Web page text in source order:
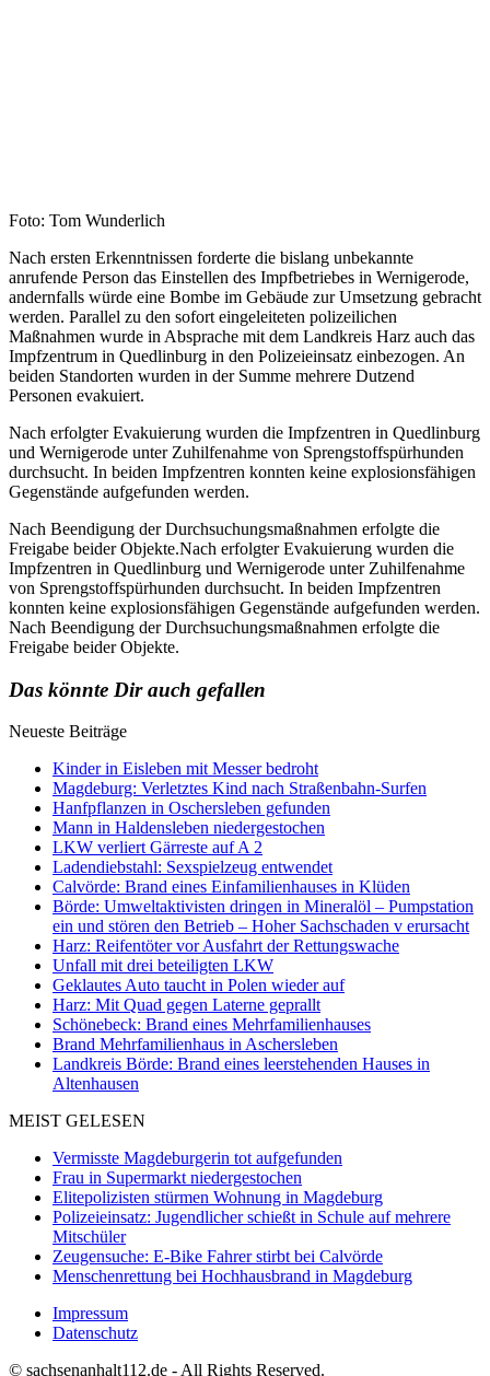
Foto: Tom Wunderlich
Nach ersten Erkenntnissen forderte die bislang unbekannte
anrufende Person das Einstellen des Impfbetriebes in Wernigerode,
andernfalls würde eine Bombe im Gebäude zur Umsetzung gebracht
werden. Parallel zu den sofort eingeleiteten polizeilichen
Maßnahmen wurde in Absprache mit dem Landkreis Harz auch das
Impfzentrum in Quedlinburg in den Polizeieinsatz einbezogen. An
beiden Standorten wurden in der Summe mehrere Dutzend
Personen evakuiert.
Nach erfolgter Evakuierung wurden die Impfzentren in Quedlinburg
und Wernigerode unter Zuhilfenahme von Sprengstoffspürhunden
durchsucht. In beiden Impfzentren konnten keine explosionsfähigen
Gegenstände aufgefunden werden.
Nach Beendigung der Durchsuchungsmaßnahmen erfolgte die
Freigabe beider Objekte.Nach erfolgter Evakuierung wurden die
Impfzentren in Quedlinburg und Wernigerode unter Zuhilfenahme
von Sprengstoffspürhunden durchsucht. In beiden Impfzentren
konnten keine explosionsfähigen Gegenstände aufgefunden werden.
Nach Beendigung der Durchsuchungsmaßnahmen erfolgte die
Freigabe beider Objekte.
Das könnte Dir auch gefallen
Neueste Beiträge
Kinder in Eisleben mit Messer bedroht
Magdeburg: Verletztes Kind nach Straßenbahn-Surfen
Hanfpflanzen in Oschersleben gefunden
Mann in Haldensleben niedergestochen
LKW verliert Gärreste auf A 2
Ladendiebstahl: Sexspielzeug entwendet
Calvörde: Brand eines Einfamilienhauses in Klüden
Börde: Umweltaktivisten dringen in Mineralöl – Pumpstation
ein und stören den Betrieb – Hoher Sachschaden v erursacht
Harz: Reifentöter vor Ausfahrt der Rettungswache
Unfall mit drei beteiligten LKW
Geklautes Auto taucht in Polen wieder auf
Harz: Mit Quad gegen Laterne geprallt
Schönebeck: Brand eines Mehrfamilienhauses
Brand Mehrfamilienhaus in Aschersleben
Landkreis Börde: Brand eines leerstehenden Hauses in
Altenhausen
MEIST GELESEN
Vermisste Magdeburgerin tot aufgefunden
Frau in Supermarkt niedergestochen
Elitepolizisten stürmen Wohnung in Magdeburg
Polizeieinsatz: Jugendlicher schießt in Schule auf mehrere
Mitschüler
Zeugensuche: E-Bike Fahrer stirbt bei Calvörde
Menschenrettung bei Hochhausbrand in Magdeburg
Impressum
Datenschutz
© sachsenanhalt112.de - All Rights Reserved.